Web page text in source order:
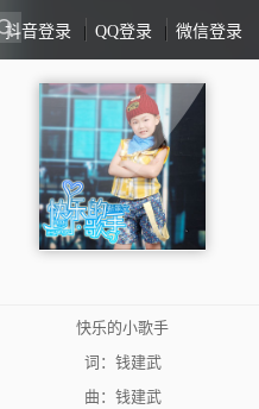
抖音登录 | QQ登录 | 微信登录
快乐的小歌手
词：钱建武
曲：钱建武